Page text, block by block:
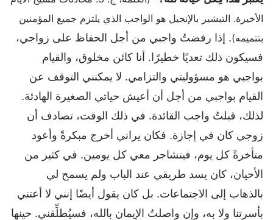
الأخيرة. التبشير بالإنجيل هو الواجب الذي يلتزم جميع المؤمنين
بتتميمه). إذا رفضتُ واجبي من أجل الحفاظ على زواجي،
فسيكون ذلك تعديًا خطيرًا. أنا كائن مخلوق، والقيام
بواجبي هو مسؤوليتي والتزامي. لا يمكنني التوقف عن
القيام بواجبي من أجل أن أعيش حياتي الصغيرة الهادئة.
لذلك، قبلتُ واجب القائدة. في ذلك الوقت، تصادف أن
زوجي كان في إجازة. فكان يراني أخرج مبكرةً وأعود
متأخرةً كل يوم، فيتشاجر معي كل يومين. في كثير من
الأحيان، كان يسد طريقي عند الباب ولم يسمح لي
بالذهاب إلى الاجتماعات. بل كان يقول أيضًا إنني لا أعتني
بأسرتنا ولا به، وإن واصلتُ الإيمان بالله، فسيُطلِّقني. حينها